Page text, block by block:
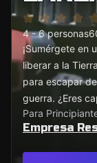
4 - 6 personas
¡Sumérgete en
liberar a la
para escapar
guerra. ¿Eres
Para
Empresa